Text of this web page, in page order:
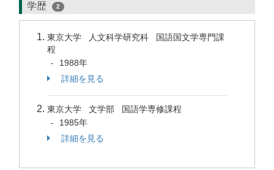
学歴 2
東京大学 人文科学研究科 国語国文学専門課
程
-
1988年
詳細を見る
東京大学 文学部 国語学専修課程
-
1985年
詳細を見る